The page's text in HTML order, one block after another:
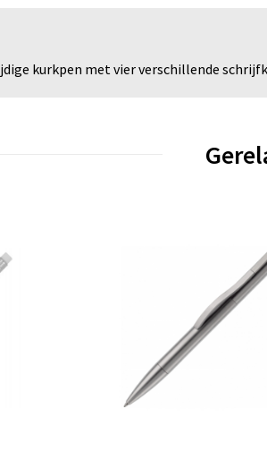
kurkpen met vier verschillende